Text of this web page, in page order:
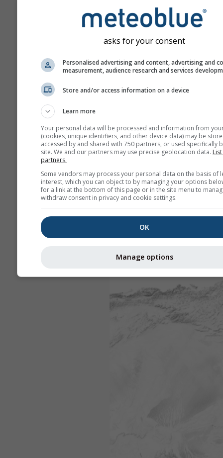
asks for your consent
Personalised advertising and content, advertising and
measurement, audience research and services
Store and/or access information on a device
Learn more
Your personal data will be processed and information from
(cookies, unique identifiers, and other device data) may be
accessed by and shared with 750 partners, or used specifically
site. We and our partners may use precise geolocation data.
partners.
Some vendors may process your personal data on the basis of
interest, which you can object to by managing your options
for a link at the bottom of this page or in the site menu to
withdraw consent in privacy and cookie settings.
OK
Manage options